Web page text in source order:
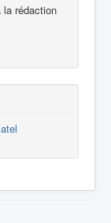
rédaction